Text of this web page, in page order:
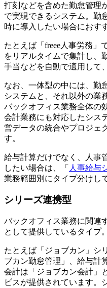
打刻などを含めた勤怠管理
で実現できるシステム。勤
時に導入したい場合におす
たとえば「freee人事労務」
をリアルタイムで集計し、
手当などを自動で適用して
なお、一体型の中には、勤
システムと、それ以外の業
バックオフィス業務全体の
会計業務にも対応したシス
営データの統合やプロジェ
す。
給与計算だけでなく、人事
したい場合は、「 人事給与
業務範囲別にタイプ分けし
シリーズ連携型
バックオフィス業務に関連
として提供しているタイプ。
たとえば「ジョブカン」シ
ブカン勤怠管理」、給与計
会計は「ジョブカン会計」
ビスが提供されています。